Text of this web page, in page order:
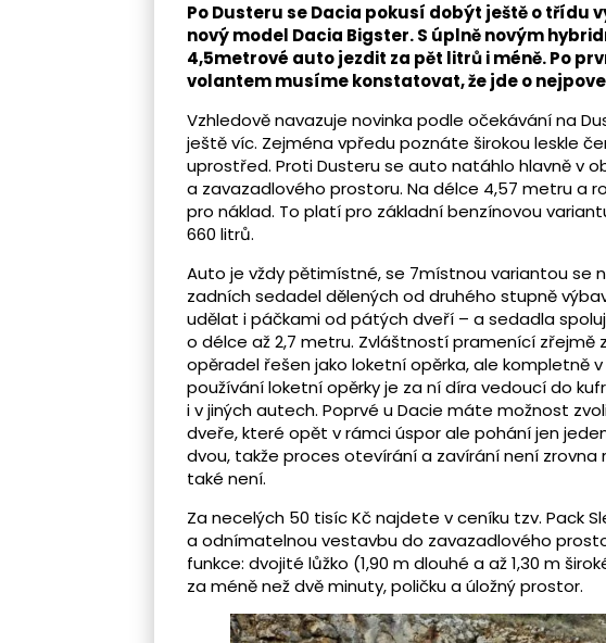
Po Dusteru se Dacia pokusí dobýt ještě o třídu
nový model Dacia Bigster. S úplně novým
4,5metrové auto jezdit za pět litrů i méně. Po
volantem musíme konstatovat, že jde o
Vzhledově navazuje novinka podle očekávání na
ještě víc. Zejména vpředu poznáte širokou leskle
uprostřed. Proti Dusteru se auto natáhlo hlavně v
a zavazadlového prostoru. Na délce 4,57 metru a
pro náklad. To platí pro základní benzínovou
660 litrů.
Auto je vždy pětimístné, se 7místnou variantou se
zadních sedadel dělených od druhého stupně
udělat i páčkami od pátých dveří – a sedadla
o délce až 2,7 metru. Zvláštností pramenící zřejmě
opěradel řešen jako loketní opěrka, ale kompletně
používání loketní opěrky je za ní díra vedoucí do
i v jiných autech. Poprvé u Dacie máte možnost
dveře, které opět v rámci úspor ale pohání jen
dvou, takže proces otevírání a zavírání není zrovna
také není.
Za necelých 50 tisíc Kč najdete v ceníku tzv. Pack
a odnímatelnou vestavbu do zavazadlového
funkce: dvojité lůžko (1,90 m dlouhé a až 1,30 m
za méně než dvě minuty, poličku a úložný prostor.